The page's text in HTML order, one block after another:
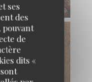
ses
des
pouvant
de
dits «